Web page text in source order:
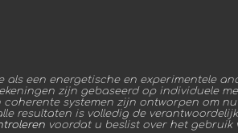
een energetische en experimentele
zijn gebaseerd op individuele
systemen zijn ontworpen om
resultaten is volledig de
voordat u beslist over het gebruik